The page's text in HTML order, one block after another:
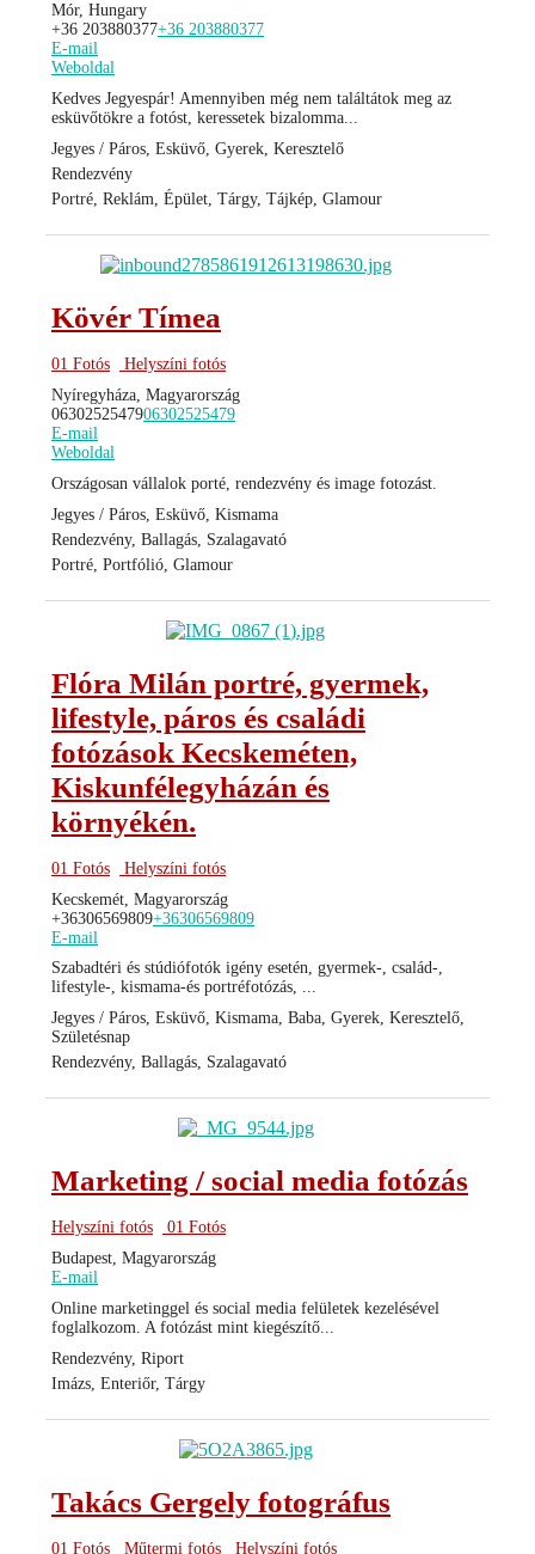
Mór, Hungary
+36 203880377+36 203880377
E-mail
Weboldal
Kedves Jegyespár! Amennyiben még nem találtátok meg az
esküvőtökre a fotóst, keressetek bizalomma...
Jegyes / Páros, Esküvő, Gyerek, Keresztelő
Rendezvény
Portré, Reklám, Épület, Tárgy, Tájkép, Glamour
Kövér Tímea
01 Fotós
Helyszíni fotós
Nyíregyháza, Magyarország
0630252547906302525479
E-mail
Weboldal
Országosan vállalok porté, rendezvény és image fotozást.
Jegyes / Páros, Esküvő, Kismama
Rendezvény, Ballagás, Szalagavató
Portré, Portfólió, Glamour
Flóra Milán portré, gyermek,
lifestyle, páros és családi
fotózások Kecskeméten,
Kiskunfélegyházán és
környékén.
01 Fotós
Helyszíni fotós
Kecskemét, Magyarország
+36306569809+36306569809
E-mail
Szabadtéri és stúdiófotók igény esetén, gyermek-, család-,
lifestyle-, kismama-és portréfotózás, ...
Jegyes / Páros, Esküvő, Kismama, Baba, Gyerek, Keresztelő,
Születésnap
Rendezvény, Ballagás, Szalagavató
Marketing / social media fotózás
Helyszíni fotós
01 Fotós
Budapest, Magyarország
E-mail
Online marketinggel és social media felületek kezelésével
foglalkozom. A fotózást mint kiegészítő...
Rendezvény, Riport
Imázs, Enteriőr, Tárgy
Takács Gergely fotográfus
01 Fotós Műtermi fotós Helyszíni fotós